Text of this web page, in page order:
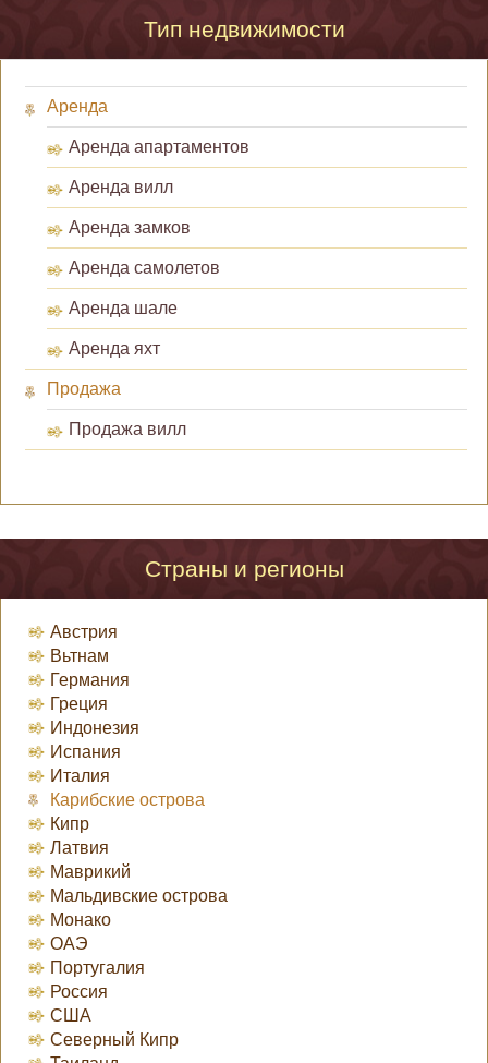
Тип недвижимости
Аренда
Аренда апартаментов
Аренда вилл
Аренда замков
Аренда самолетов
Аренда шале
Аренда яхт
Продажа
Продажа вилл
Страны и регионы
Австрия
Вьтнам
Германия
Греция
Индонезия
Испания
Италия
Карибские острова
Кипр
Латвия
Маврикий
Мальдивские острова
Монако
ОАЭ
Португалия
Россия
США
Северный Кипр